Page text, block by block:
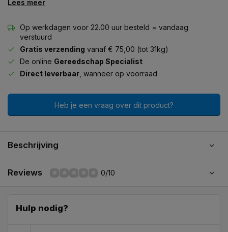
Lees meer
Op werkdagen voor 22.00 uur besteld = vandaag
verstuurd
Gratis verzending vanaf € 75,00 (tot 31kg)
De online Gereedschap Specialist
Direct leverbaar , wanneer op voorraad
Heb je een vraag over dit product?
Beschrijving
Reviews 0/10
Hulp nodig?